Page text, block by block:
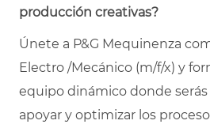
producción creativas?
Únete a P&G Mequinenza
Electro /Mecánico (m/f/x) y
equipo dinámico donde
apoyar y optimizar los